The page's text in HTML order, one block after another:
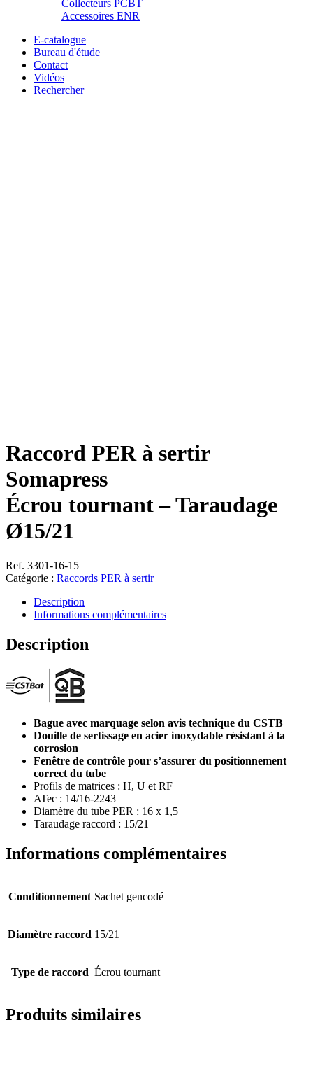
Collecteurs PCBT
Accessoires ENR
E-catalogue
Bureau d'étude
Contact
Vidéos
Rechercher
Raccord PER à sertir
Somapress
Écrou tournant – Taraudage
Ø15/21
Ref. 3301-16-15
Catégorie : Raccords PER à sertir
Description
Informations complémentaires
Description
Bague avec marquage selon avis technique du CSTB
Douille de sertissage en acier inoxydable résistant à la
corrosion
Fenêtre de contrôle pour s’assurer du positionnement
correct du tube
Profils de matrices : H, U et RF
ATec : 14/16-2243
Diamètre du tube PER : 16 x 1,5
Taraudage raccord : 15/21
Informations complémentaires
Conditionnement Sachet gencodé
Diamètre raccord 15/21
Type de raccord Écrou tournant
Produits similaires